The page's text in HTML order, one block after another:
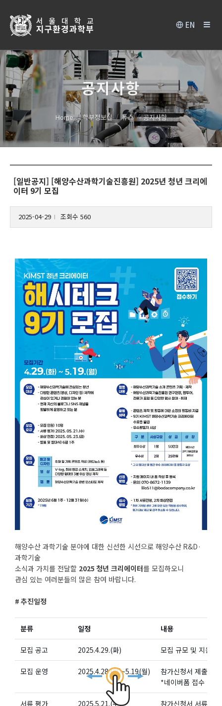
EN
공지사항
Home 학부정보실 뉴스 공지사항
[일반공지] [해양수산과학기술진흥원] 2025년 청년 크리에
이터 9기 모집
2025-04-29 조회수 560
해양수산 과학기술 분야에 대한 신선한 시선으로 해양수산 R&D·
과학기술
소식과 가치를 전달할 2025 청년 크리에이터를 모집하오니
관심 있는 여러분들의 많은 참여 바랍니다.
# 추진일정
분류 일정 내용
모집 공고 2025.4.29.(화) 모집 규모 및 지원 내
모집 운영 2025.4.28.(월)~5.19(월)
참가신청서 제출
*네이버폼 접수
서류 평가 2025.5.21.(수)
참가신청서 서류 평가